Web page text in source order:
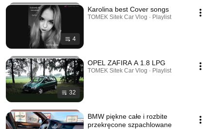
4
Karolina best Cover songs
TOMEK Sitek Car Vlog · Playlist
32
OPEL ZAFIRA A 1.8 LPG
TOMEK Sitek Car Vlog · Playlist
BMW piękne całe i rozbite
przekręcone szpachlowane